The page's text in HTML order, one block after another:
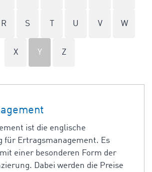
R S U V W
X Y Z
ist die englische
für Ertragsmanagement. Es
einer besonderen Form der
Dabei werden die Preise